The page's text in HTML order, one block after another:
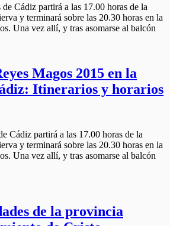
Cádiz partirá a las 17.00 horas de la
y terminará sobre las 20.30 horas en la
Una vez allí, y tras asomarse al balcón
Magos 2015 en la
Itinerarios y horarios
Cádiz partirá a las 17.00 horas de la
y terminará sobre las 20.30 horas en la
Una vez allí, y tras asomarse al balcón
de la provincia